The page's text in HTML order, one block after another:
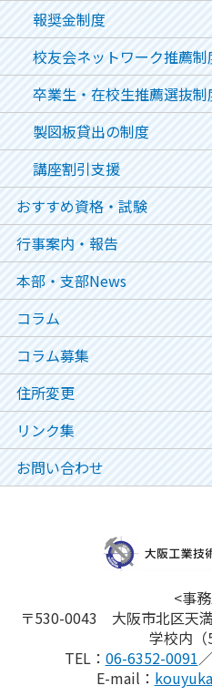
報奨金制度
校友会ネットワーク推薦制
卒業生・在校生推薦選抜制
製図板貸出の制度
講座割引支援
おすすめ資格・試験
行事案内・報告
本部・支部News
コラム
コラム募集
住所変更
リンク集
お問い合わせ
<事
〒530-0043 大阪市北区天
学校内（
TEL： 06-6352-0091
E-mail：